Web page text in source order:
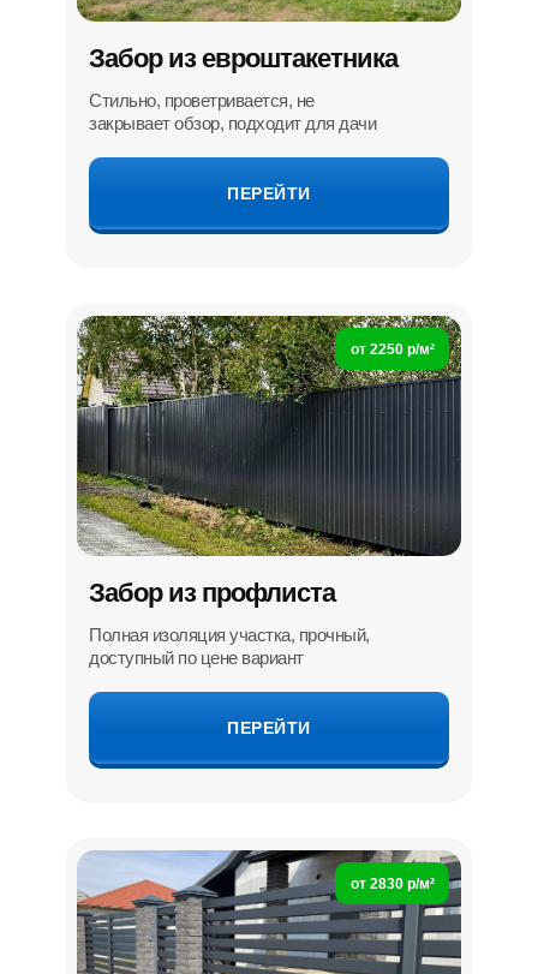
Забор из евроштакетника
ПЕРЕЙТИ
Стильно, проветривается, не
закрывает обзор, подходит для дачи
Забор из профлиста
ПЕРЕЙТИ
от 2250 р/м²
Полная изоляция участка, прочный,
доступный по цене вариант
от 2830 р/м²